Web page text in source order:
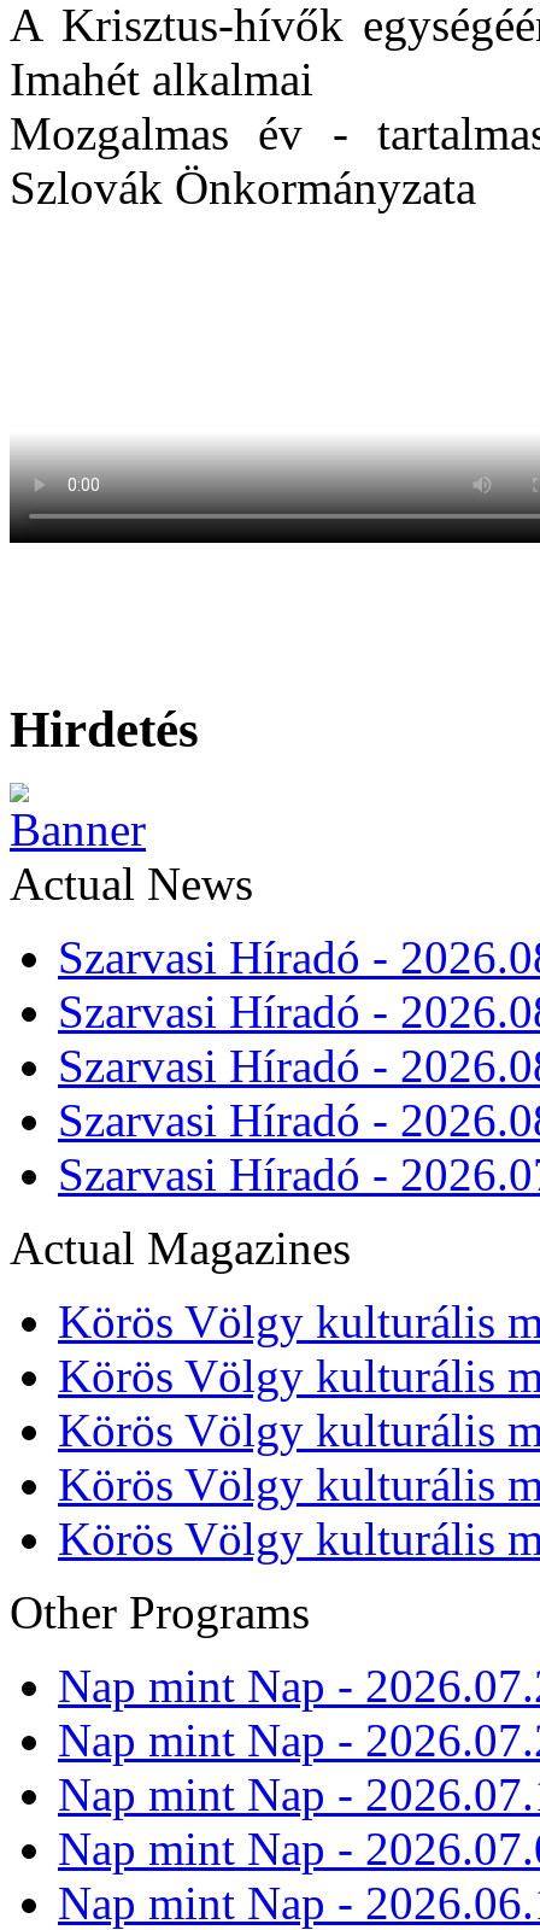
A Krisztus-hívők
Imahét alkalmai
Mozgalmas év -
Szlovák Önkormányzata
Hirdetés
Actual News
Szarvasi Híradó -
Szarvasi Híradó -
Szarvasi Híradó -
Szarvasi Híradó -
Szarvasi Híradó -
Actual Magazines
Körös Völgy kulturális
Körös Völgy kulturális
Körös Völgy kulturális
Körös Völgy kulturális
Körös Völgy kulturális
Other Programs
Nap mint Nap -
Nap mint Nap -
Nap mint Nap -
Nap mint Nap -
Nap mint Nap -